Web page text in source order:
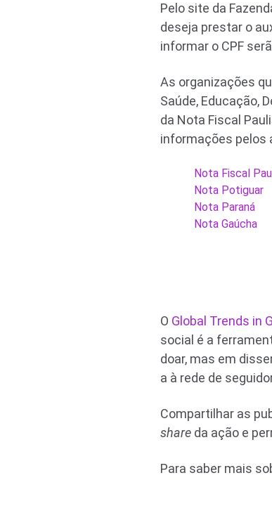
Pelo site da
deseja prestar o
informar o CPF
As organizações
Saúde, Educação,
da Nota Fiscal
informações pelos
Nota Fiscal
Nota Potiguar
Nota Paraná
Nota Gaúcha
O Global Trends in
social é a
doar, mas em
a à rede de
Compartilhar as
share da ação e
Para saber mais